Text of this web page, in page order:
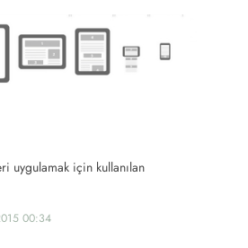
uygulamak için kullanılan
00:34